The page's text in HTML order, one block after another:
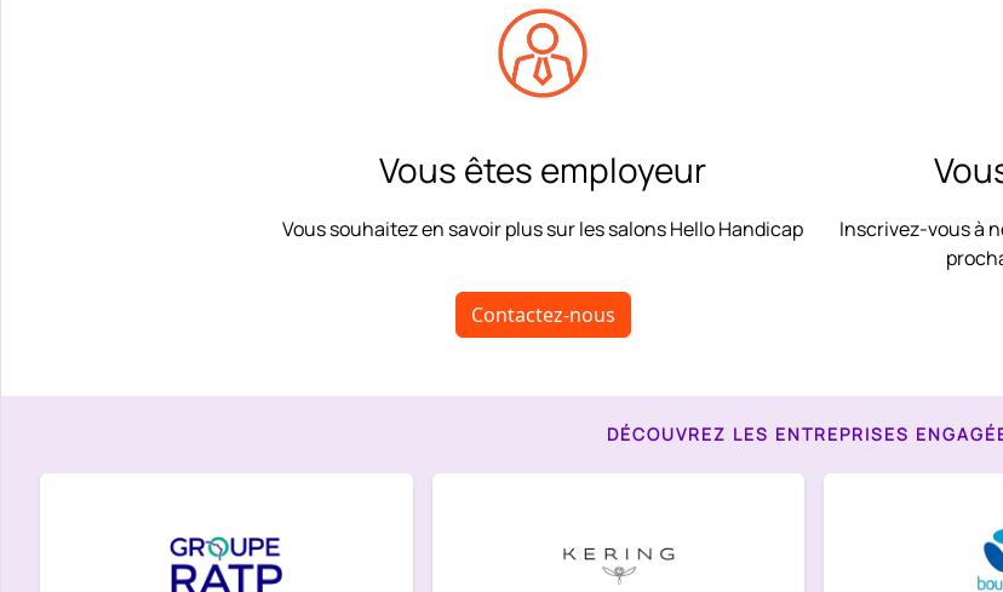
Vous êtes employeur
Vous souhaitez en savoir plus sur les salons Hello Handicap
Inscrivez-vous à
Contactez-nous
DÉCOUVREZ LES ENTREPRISES